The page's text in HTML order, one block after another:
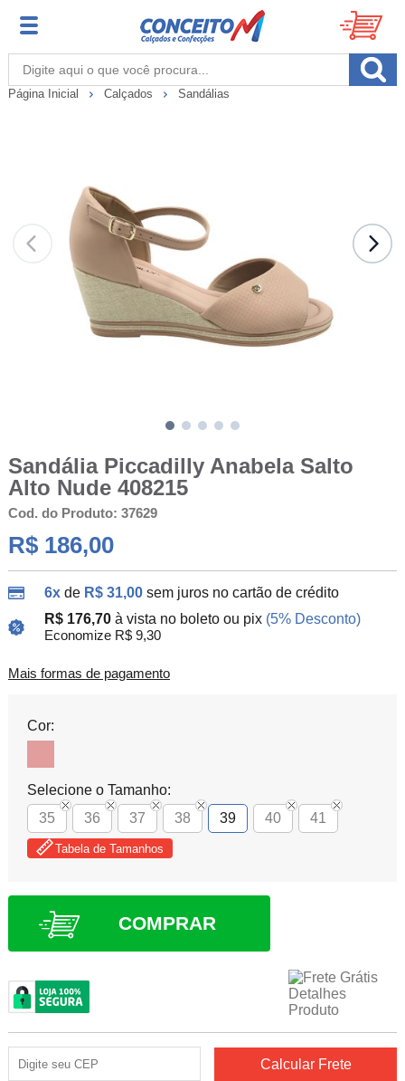
Página Inicial Calçados Sandálias
Sandália Piccadilly Anabela Salto
Alto Nude 408215
Cod. do Produto: 37629
R$ 186,00
6xde R$ 31,00 sem juros no cartão de crédito
R$ 176,70 à vista no boleto ou pix (5% Desconto)
Economize R$ 9,30
Mais formas de pagamento
Cor:
Selecione o Tamanho:
35
36 37 38 39 40 41
Tabela de Tamanhos
COMPRAR